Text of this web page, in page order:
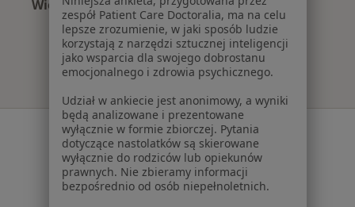
Więcej (3)
Więcej w kategorii: Najpopularniejsze
Serwis
Regulamin
Polityka prywatności pacjentów
Polityka prywatności profesjonalistów
zespół Patient Care Doctoralia, ma na celu
lepsze zrozumienie, w jaki sposób ludzie
korzystają z narzędzi sztucznej inteligencji
jako wsparcia dla swojego dobrostanu
emocjonalnego i zdrowia psychicznego.
Udział w ankiecie jest anonimowy, a wyniki
będą analizowane i prezentowane
wyłącznie w formie zbiorczej. Pytania
dotyczące nastolatków są skierowane
wyłącznie do rodziców lub opiekunów
prawnych. Nie zbieramy informacji
bezpośrednio od osób niepełnoletnich.